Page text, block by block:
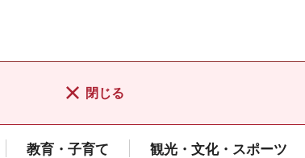
閉じる
教育・子育て 観光・文化・スポーツ